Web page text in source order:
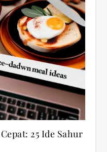
25 Ide Sahur